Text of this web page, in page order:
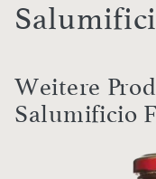
Weitere
Salumificio